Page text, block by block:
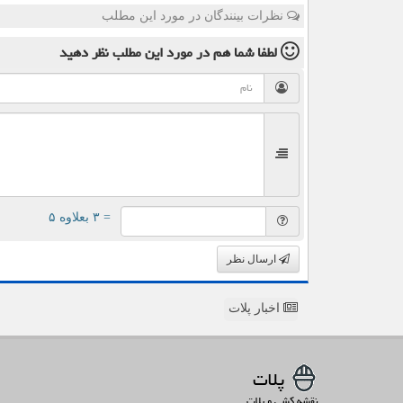
نظرات بینندگان در مورد این مطلب
لطفا شما همدر مورد این مطلبنظر دهید
= ۳ بعلاوه ۵
ارسال نظر
اخبار پلات
پلات